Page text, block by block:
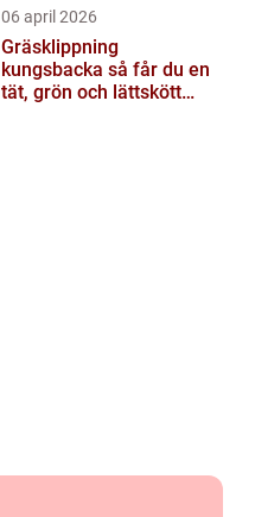
06 april 2026
Gräsklippning
kungsbacka så får du en
tät, grön och lättskött